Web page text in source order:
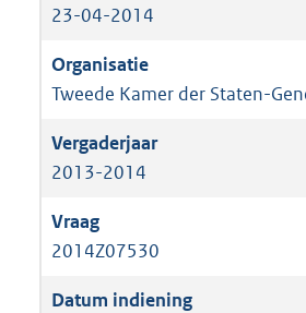
23-04-2014
Tweede Kamer der Staten-
2013-2014
2014Z07530